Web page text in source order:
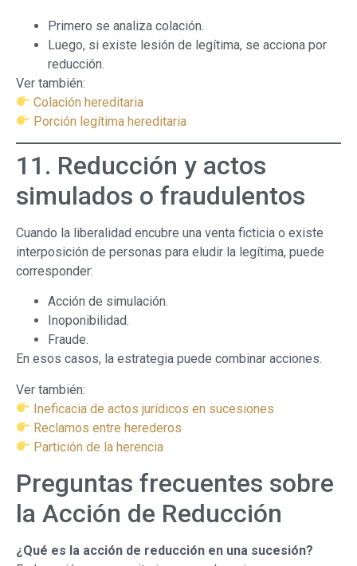
Primero se analiza colación.
Luego, si existe lesión de legítima, se acciona por
reducción.
Ver también:
Colación hereditaria
Porción legítima hereditaria
11. Reducción y actos
simulados o fraudulentos
Cuando la liberalidad encubre una venta ficticia o existe
interposición de personas para eludir la legítima, puede
corresponder:
Acción de simulación.
Inoponibilidad.
Fraude.
En esos casos, la estrategia puede combinar acciones.
Ver también:
Ineficacia de actos jurídicos en sucesiones
Reclamos entre herederos
Partición de la herencia
Preguntas frecuentes sobre
la Acción de Reducción
¿Qué es la acción de reducción en una sucesión?